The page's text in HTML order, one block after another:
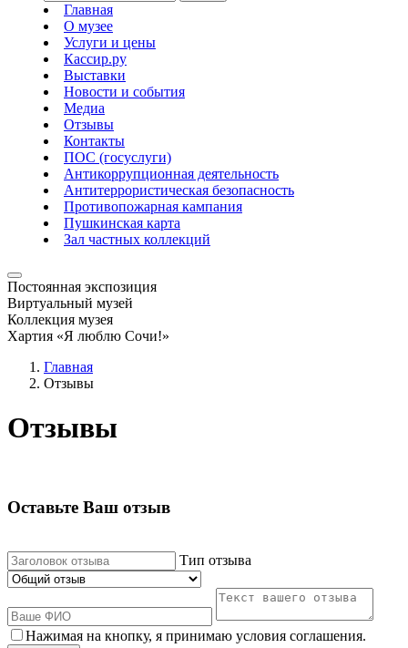
Главная
О музее
Услуги и цены
Кассир.ру
Выставки
Новости и события
Медиа
Отзывы
Контакты
ПОС (госуслуги)
Антикоррупционная деятельность
Антитеррористическая безопасность
Противопожарная кампания
Пушкинская карта
Зал частных коллекций
Постоянная экспозиция
Виртуальный музей
Коллекция музея
Хартия «Я люблю Сочи!»
Главная
Отзывы
Отзывы
Оставьте Ваш отзыв
Тип отзыва
Нажимая на кнопку, я принимаю условия соглашения.